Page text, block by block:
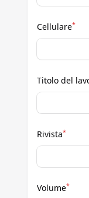
Cellulare*
Titolo del
Rivista*
Volume*